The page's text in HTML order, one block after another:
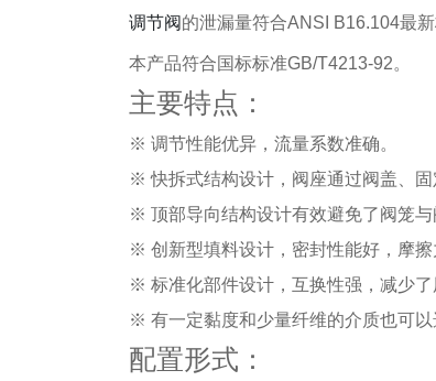
调节阀的泄漏量符合ANSI B16.104最新
本产品符合国标标准GB/T4213-92。
主要特点：
※ 调节性能优异，流量系数准确。
※ 快拆式结构设计，阀座通过阀盖、
※ 顶部导向结构设计有效避免了阀笼与
※ 创新型填料设计，密封性能好，摩擦
※ 标准化部件设计，互换性强，减少了
※ 有一定黏度和少量纤维的介质也可以
配置形式：